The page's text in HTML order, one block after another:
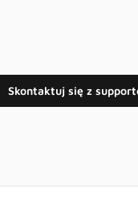
Skontaktuj się z